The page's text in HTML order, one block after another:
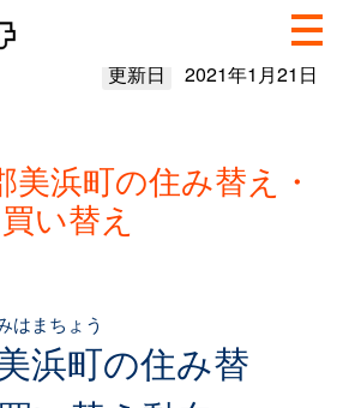
更新日 2021年1月21日
美浜町の住み替え・
買い替え
浜町
はまちょう
の住み替